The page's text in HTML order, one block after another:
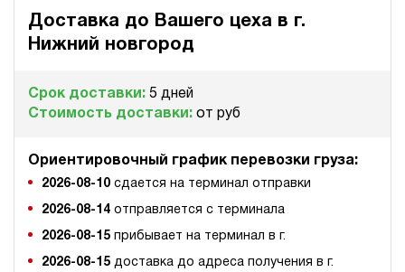
Доставка до Вашего цеха в г.
Нижний новгород
Срок доставки: 5 дней
Стоимость доставки: от руб
Ориентировочный график перевозки груза:
2026-08-10 сдается на терминал отправки
2026-08-14 отправляется с терминала
2026-08-15 прибывает на терминал в г.
2026-08-15 доставка до адреса получения в г.